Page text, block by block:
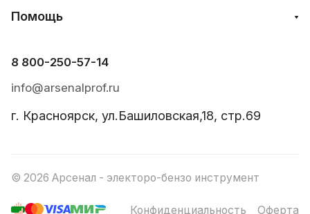
Помощь
8 800-250-57-14
info@arsenalprof.ru
г. Красноярск, ул.Башиловская,18, стр.69
© 2026 Арсенал - электоро-бензо инструмент
Конфиденциальность Оферта